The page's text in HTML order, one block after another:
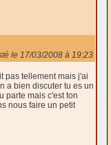
le 17/03/2008 à 19:23
pas tellement mais j'ai
a bien discuter tu es un
parte mais c'est ton
nous faire un petit